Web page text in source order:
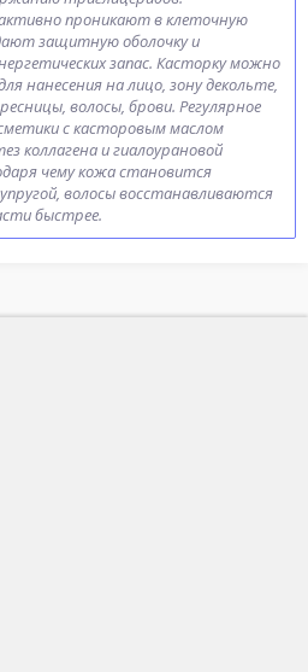
проникают в клеточную
защитную оболочку и
запас. Касторку можно
нанесения на лицо, зону декольте,
волосы, брови. Регулярное
с касторовым маслом
коллагена и гиалоурановой
чему кожа становится
волосы восстанавливаются
быстрее.